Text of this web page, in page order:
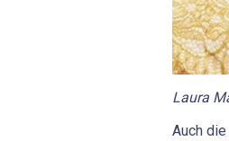
Laura
Auch